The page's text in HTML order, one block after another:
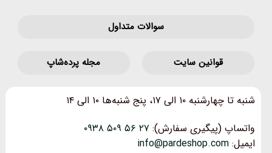
سوالات متداول
قوانین‌ سایت مجله پرده‌شاپ
شنبه تا چهارشنبه ۱۰ الی ۱۷، پنج شنبه‌ها ۱۰ الی ۱۴
واتساپ (پیگیری سفارش): ۲۷ ۵۶ ۵۰۹ ۰۹۳۸
ایمیل: info@pardeshop.com